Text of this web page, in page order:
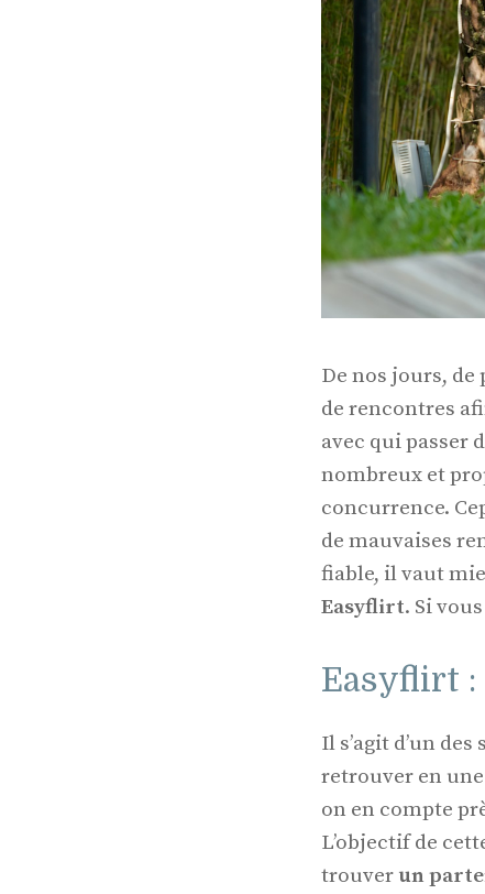
De nos jours,
de rencontres
avec qui passer
nombreux et
concurrence.
de mauvaises
fiable, il vaut
Easyflirt. Si
Easyflirt
Il s’agit d’un
retrouver en
on en compte
L’objectif de
trouver un